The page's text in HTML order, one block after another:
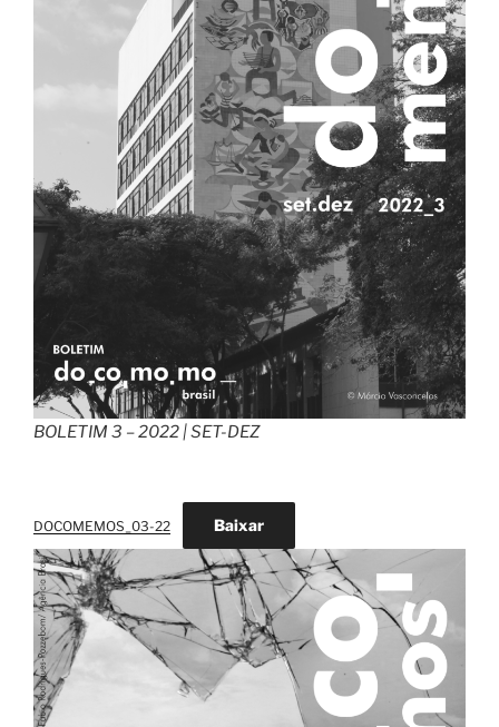
BOLETIM 3 – 2022 | SET-DEZ
DOCOMEMOS_03-22 Baixar